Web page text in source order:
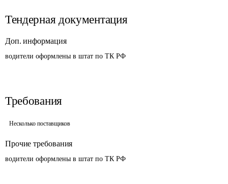
Тендерная документация
Доп. информация
водители оформлены в штат по ТК РФ
Требования
Несколько поставщиков
Прочие требования
водители оформлены в штат по ТК РФ